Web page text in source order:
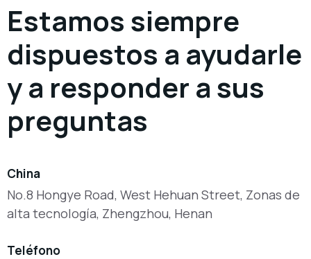
Estamos siempre
dispuestos a ayudarle
y a responder a sus
preguntas
China
No.8 Hongye Road, West Hehuan Street, Zonas de
alta tecnología, Zhengzhou, Henan
Teléfono